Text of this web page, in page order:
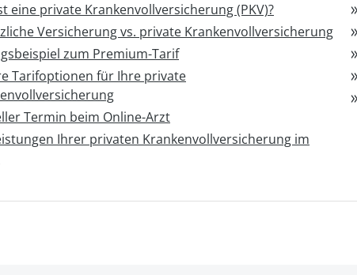
eine private Krankenvollversicherung (PKV)?
Versicherung vs. private Krankenvollversicherung
zum Premium-Tarif
Tarifoptionen für Ihre private
Termin beim Online-Arzt
Ihrer privaten Krankenvollversicherung im